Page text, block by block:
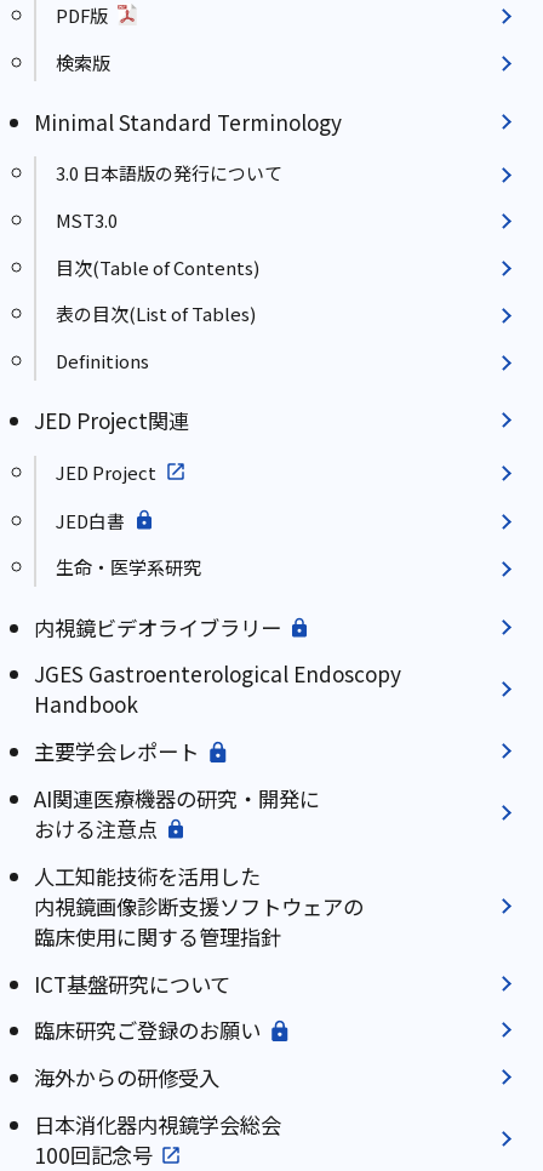
PDF版
検索版
Minimal Standard Terminology
3.0 日本語版の発行について
MST3.0
目次(Table of Contents)
表の目次(List of Tables)
Definitions
JED Project関連
JED Project
JED白書
生命・医学系研究
内視鏡ビデオライブラリー
JGES Gastroenterological Endoscopy
Handbook
主要学会レポート
AI関連医療機器の研究・開発に
おける注意点
人工知能技術を活用した
内視鏡画像診断支援ソフトウェアの
臨床使用に関する管理指針
ICT基盤研究について
臨床研究ご登録のお願い
海外からの研修受入
日本消化器内視鏡学会総会
100回記念号